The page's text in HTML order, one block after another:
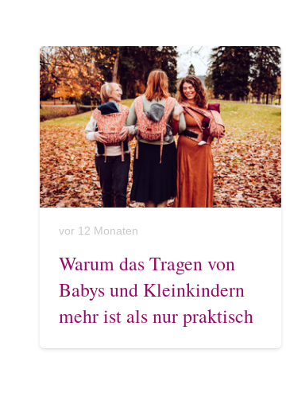
vor 12 Monaten
Warum das Tragen von
Babys und Kleinkindern
mehr ist als nur praktisch